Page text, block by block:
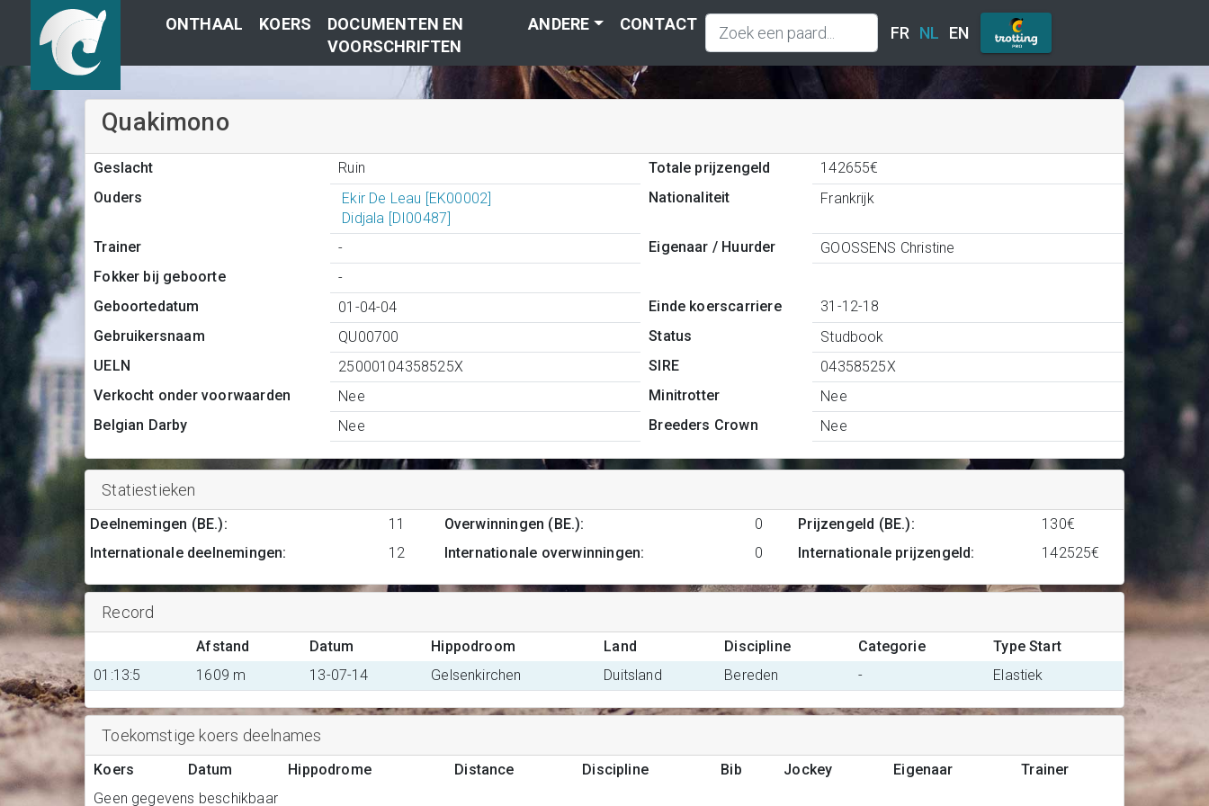
ONTHAAL KOERS
DOCUMENTEN EN
VOORSCHRIFTEN
ANDERE CONTACT FR NL EN
Quakimono
Geslacht Ruin Totale prijzengeld
142655€
Ouders
Ekir De Leau [EK00002]
Didjala [DI00487]
Nationaliteit Frankrijk
Trainer - Eigenaar / Huurder
GOOSSENS Christine
Fokker bij geboorte
-
Geboortedatum
01-04-04 Einde koerscarriere
31-12-18
Gebruikersnaam
QU00700 Status
Studbook
UELN
25000104358525X SIRE
04358525X
Verkocht onder voorwaarden
Nee Minitrotter
Nee
Belgian Darby
Nee Breeders Crown Nee
Statiestieken
Deelnemingen (BE.):
11
Internationale deelnemingen: 12
Overwinningen (BE.):
0
Internationale overwinningen: 0
Prijzengeld (BE.):
130€
Internationale prijzengeld: 142525€
Record
Afstand Datum Hippodroom Land Discipline Categorie
Type Start
01:13:5
1609 m 13-07-14 Gelsenkirchen Duitsland Bereden - Elastiek
Toekomstige koers deelnames
Koers Datum Hippodrome Distance Discipline Bib Jockey Eigenaar
Trainer
Geen gegevens beschikbaar